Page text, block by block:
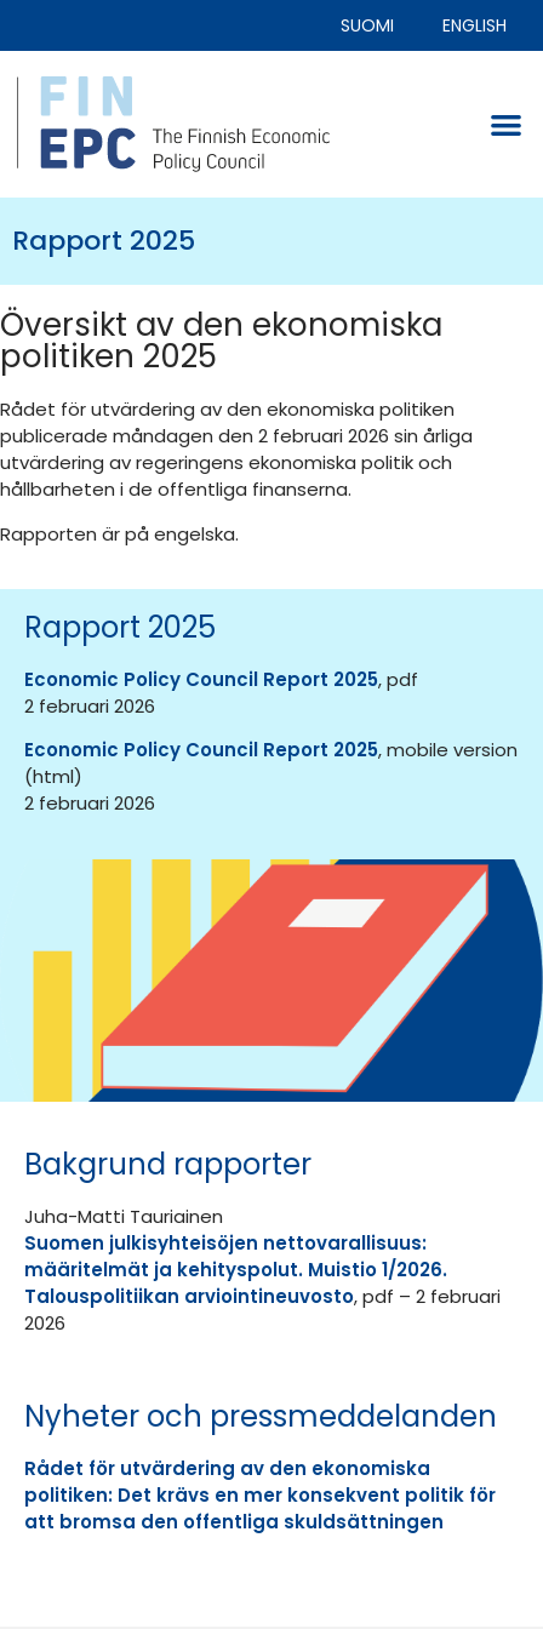
SUOMI ENGLISH
Rapport 2025
Översikt av den ekonomiska
politiken 2025
Rådet för utvärdering av den ekonomiska politiken
publicerade måndagen den 2 februari 2026 sin årliga
utvärdering av regeringens ekonomiska politik och
hållbarheten i de offentliga finanserna.
Rapporten är på engelska.
Rapport 2025
Economic Policy Council Report 2025, pdf
2 februari 2026
Economic Policy Council Report 2025, mobile version
(html)
2 februari 2026
Bakgrund rapporter
Juha-Matti Tauriainen
Suomen julkisyhteisöjen nettovarallisuus:
määritelmät ja kehityspolut. Muistio 1/2026.
Talouspolitiikan arviointineuvosto, pdf – 2 februari
2026
Nyheter och pressmeddelanden
Rådet för utvärdering av den ekonomiska
politiken: Det krävs en mer konsekvent politik för
att bromsa den offentliga skuldsättningen